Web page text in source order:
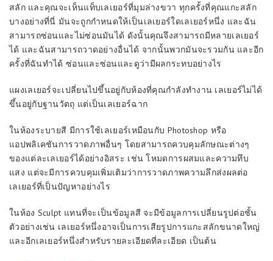
สลัก และคุณจะเห็นแท็บเลเยอร์ที่มุมล่างขวา ทุกครั้งที่คุณแกะสลัก
บางอย่างที่นี่ มันจะถูกกำหนดให้เป็นเลเยอร์ใดเลเยอร์หนึ่ง และฉัน
สามารถซ่อนและไม่ซ่อนมันได้ ดังนั้นคุณจึงสามารถมีหลายเลเยอร์
ได้ และฉันสามารถวาดอย่างอื่นได้ จากนั้นพวกมันจะรวมกัน และอีก
ครั้งที่ฉันทำได้ ซ่อนและซ่อนและดูว่ามีผลกระทบอย่างไร
แผงเลเยอร์จะเปลี่ยนไปขึ้นอยู่กับห้องที่คุณกำลังทำงาน เลเยอร์ไม่ได้
ขึ้นอยู่กับฐานวัตถุ แต่เป็นเลเยอร์ฉาก
ในห้องระบายสี มีการใช้เลเยอร์เหมือนกับ Photoshop หรือ
แอปพลิเคชันการวาดภาพอื่นๆ โดยสามารถควบคุมลักษณะต่างๆ
ของแต่ละเลเยอร์ได้อย่างอิสระ เช่น โหมดการผสมและความทึบ
แสง แต่จะมีการควบคุมเพิ่มเติมว่าการวาดภาพความลึกส่งผลต่อ
เลเยอร์ที่เป็นปัญหาอย่างไร
ในห้อง Sculpt แทนที่จะเป็นข้อมูลสี จะมีข้อมูลการเปลี่ยนรูปต่อชั้น
ตัวอย่างเช่น เลเยอร์หนึ่งอาจเป็นการเสียรูปการแกะสลักขนาดใหญ่
และอีกเลเยอร์หนึ่งสำหรับรายละเอียดที่ละเอียด เป็นต้น